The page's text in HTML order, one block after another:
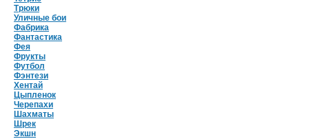
Трюки
Уличные бои
Фабрика
Фантастика
Фея
Фрукты
Футбол
Фэнтези
Хентай
Цыпленок
Черепахи
Шахматы
Шрек
Экшн